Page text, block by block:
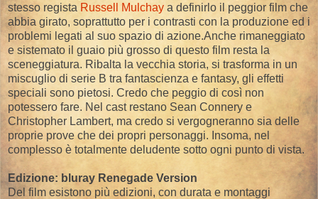
stesso regista Russell Mulchay a definirlo il peggior film che
abbia girato, soprattutto per i contrasti con la produzione ed i
problemi legati al suo spazio di azione.Anche rimaneggiato
e sistemato il guaio più grosso di questo film resta la
sceneggiatura. Ribalta la vecchia storia, si trasforma in un
miscuglio di serie B tra fantascienza e fantasy, gli effetti
speciali sono pietosi. Credo che peggio di così non
potessero fare. Nel cast restano Sean Connery e
Christopher Lambert, ma credo si vergogneranno sia delle
proprie prove che dei propri personaggi. Insoma, nel
complesso è totalmente deludente sotto ogni punto di vista.
Edizione: bluray Renegade Version
Del film esistono più edizioni, con durata e montaggi